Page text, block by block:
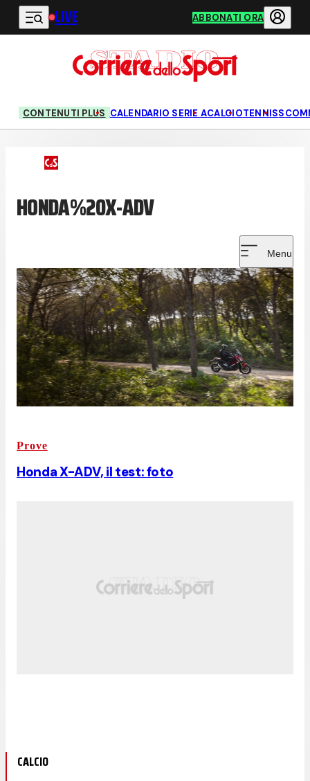
Vai al contenuto principale
LIVE ABBONATI ORA
CONTENUTI PLUS CALENDARIO SERIE ACALCIOTENNIS
HONDA%20X-ADV
Menu
Prove
Honda X-ADV, il test: foto
CALCIO